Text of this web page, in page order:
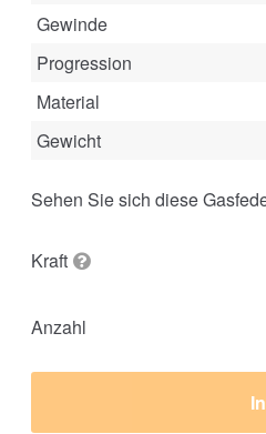
Gewinde
Progression
Material
Gewicht
Sehen Sie sich diese
Kraft
Anzahl